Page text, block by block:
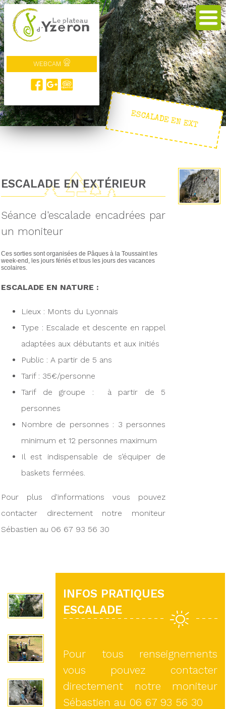
WEBCAM
ESCALADE EN EXT
ESCALADE EN EXTÉRIEUR
Séance d'escalade encadrées par
un moniteur
Ces sorties sont organisées de Pâques à la Toussaint les
week-end, les jours fériés et tous les jours des vacances
scolaires.
ESCALADE EN NATURE :
Lieux : Monts du Lyonnais
Type : Escalade et descente en rappel
adaptées aux débutants et aux initiés
Public : A partir de 5 ans
Tarif : 35€/personne
Tarif de groupe : à partir de 5
personnes
Nombre de personnes : 3 personnes
minimum et 12 personnes maximum
Il est indispensable de s’équiper de
baskets fermées.
Pour plus d'informations vous pouvez
contacter directement notre moniteur
Sébastien au 06 67 93 56 30
INFOS PRATIQUES
ESCALADE
Pour tous renseignements
vous pouvez contacter
directement notre moniteur
Sébastien au 06 67 93 56 30